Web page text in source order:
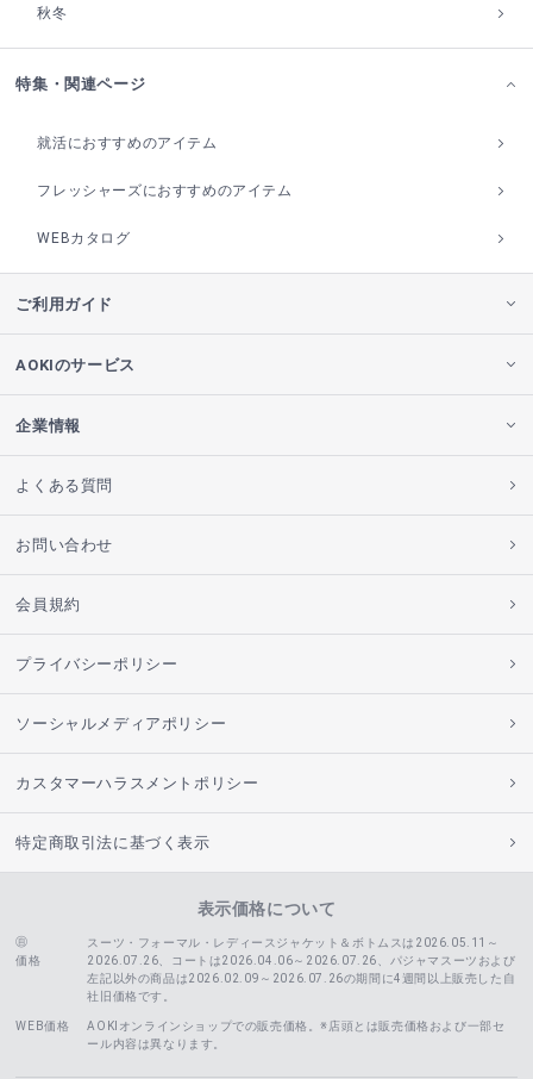
秋冬
特集・関連ページ
就活におすすめのアイテム
フレッシャーズにおすすめのアイテム
WEBカタログ
ご利用ガイド
AOKIのサービス
企業情報
よくある質問
お問い合わせ
会員規約
プライバシーポリシー
ソーシャルメディアポリシー
カスタマーハラスメントポリシー
特定商取引法に基づく表示
表示価格について
価格
スーツ・フォーマル・レディースジャケット＆ボトムスは2026.05.11～
2026.07.26、コートは2026.04.06～2026.07.26、 パジャマスーツおよび
左記以外の商品は2026.02.09～2026.07.26の期間に4週間以上販売した自
社旧価格です。
WEB価格
AOKIオンラインショップでの販売価格。※店頭とは販売価格および一部セ
ール内容は異なります。